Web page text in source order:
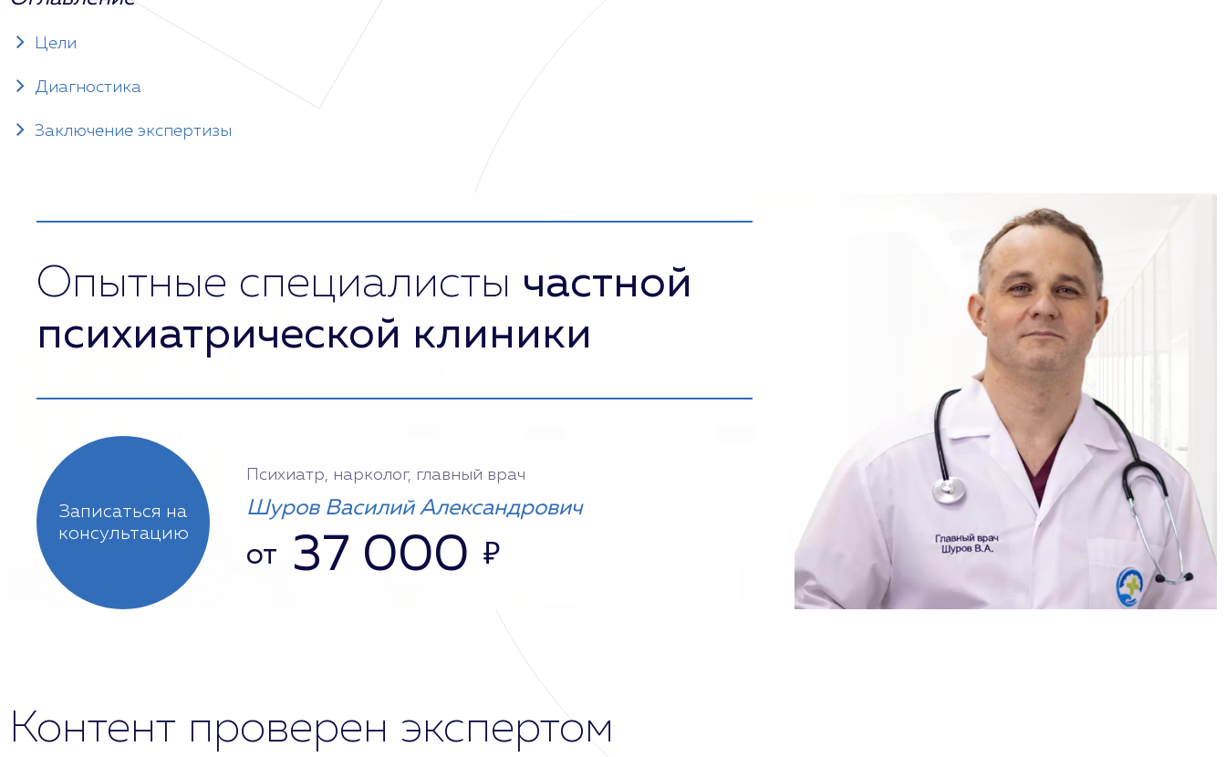
Цели
Диагностика
Заключение экспертизы
Опытные специалисты частной
психиатрической клиники
Записаться на
консультацию
Психиатр, нарколог, главный врач
Шуров Василий Александрович
от 37 000 ₽
Контент проверен экспертом